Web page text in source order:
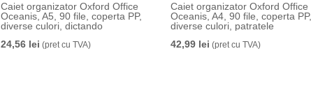
Caiet organizator Oxford Office
Oceanis, A5, 90 file, coperta PP,
diverse culori, dictando
24,56 lei (pret cu TVA)
Caiet organizator Oxford Office
Oceanis, A4, 90 file, coperta PP,
diverse culori, patratele
42,99 lei (pret cu TVA)